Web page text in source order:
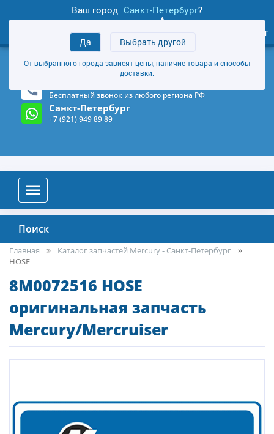
Ваш город Санкт-Петербург?
Да Выбрать другой
От выбранного города зависят цены, наличие товара и способы
доставки.
товаров
Личный кабинет
+7 (921) 949 89 89
Магазин и склад в Санкт-Петербурге (Карта)
Бесплатный звонок из любого региона РФ
Санкт-Петербург
+7 (921) 949 89 89
Поиск
Главная
Каталог запчастей Mercury - Санкт-Петербург
HOSE
8M0072516 HOSE
оригинальная запчасть
Mercury/Mercruiser